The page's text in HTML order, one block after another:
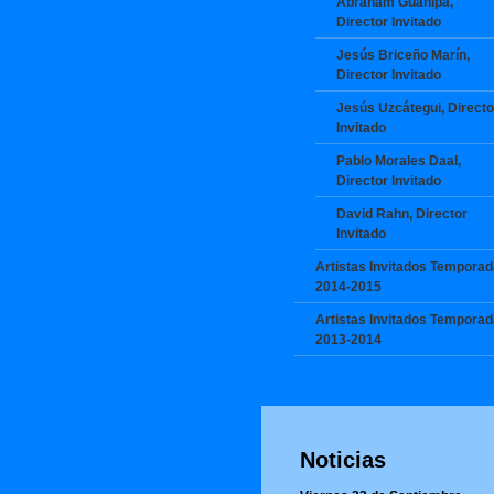
Director Invitado
Jesús Briceño Marín,
Director Invitado
Jesús Uzcátegui,
Invitado
Pablo Morales Daal,
Director Invitado
David Rahn, Director
Invitado
Artistas Invitados
2014-2015
Artistas Invitados
2013-2014
Noticias